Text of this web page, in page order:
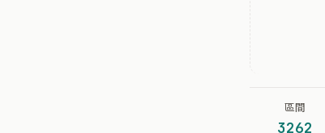
區間
3262